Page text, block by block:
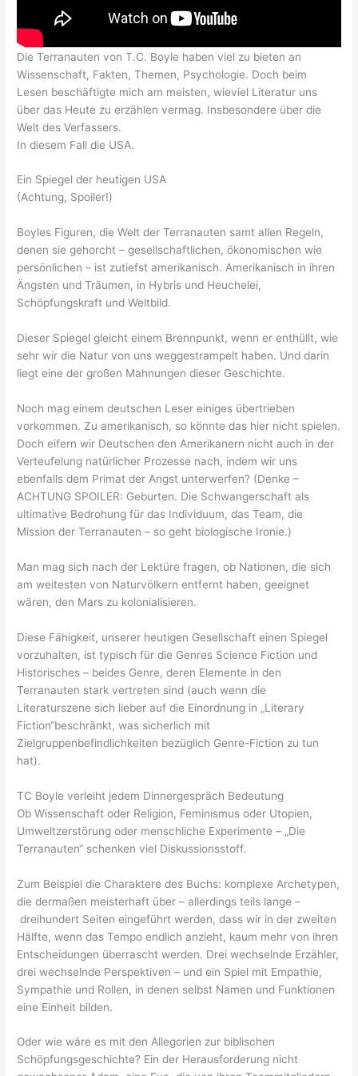
Die Terranauten von T.C. Boyle haben viel zu bieten an
Wissenschaft, Fakten, Themen, Psychologie. Doch beim
Lesen beschäftigte mich am meisten, wieviel Literatur uns
über das Heute zu erzählen vermag. Insbesondere über die
Welt des Verfassers.
In diesem Fall die USA.
Ein Spiegel der heutigen USA
(Achtung, Spoiler!)
Boyles Figuren, die Welt der Terranauten samt allen Regeln,
denen sie gehorcht – gesellschaftlichen, ökonomischen wie
persönlichen – ist zutiefst amerikanisch. Amerikanisch in ihren
Ängsten und Träumen, in Hybris und Heuchelei,
Schöpfungskraft und Weltbild.
Dieser Spiegel gleicht einem Brennpunkt, wenn er enthüllt, wie
sehr wir die Natur von uns weggestrampelt haben. Und darin
liegt eine der großen Mahnungen dieser Geschichte.
Noch mag einem deutschen Leser einiges übertrieben
vorkommen. Zu amerikanisch, so könnte das hier nicht spielen.
Doch eifern wir Deutschen den Amerikanern nicht auch in der
Verteufelung natürlicher Prozesse nach, indem wir uns
ebenfalls dem Primat der Angst unterwerfen? (Denke –
ACHTUNG SPOILER: Geburten. Die Schwangerschaft als
ultimative Bedrohung für das Individuum, das Team, die
Mission der Terranauten – so geht biologische Ironie.)
Man mag sich nach der Lektüre fragen, ob Nationen, die sich
am weitesten von Naturvölkern entfernt haben, geeignet
wären, den Mars zu kolonialisieren.
Diese Fähigkeit, unserer heutigen Gesellschaft einen Spiegel
vorzuhalten, ist typisch für die Genres Science Fiction und
Historisches – beides Genre, deren Elemente in den
Terranauten stark vertreten sind (auch wenn die
Literaturszene sich lieber auf die Einordnung in „Literary
Fiction“beschränkt, was sicherlich mit
Zielgruppenbefindlichkeiten bezüglich Genre-Fiction zu tun
hat).
TC Boyle verleiht jedem Dinnergespräch Bedeutung
Ob Wissenschaft oder Religion, Feminismus oder Utopien,
Umweltzerstörung oder menschliche Experimente – „Die
Terranauten“ schenken viel Diskussionsstoff.
Zum Beispiel die Charaktere des Buchs: komplexe Archetypen,
die dermaßen meisterhaft über – allerdings teils lange –
dreihundert Seiten eingeführt werden, dass wir in der zweiten
Hälfte, wenn das Tempo endlich anzieht, kaum mehr von ihren
Entscheidungen überrascht werden. Drei wechselnde Erzähler,
drei wechselnde Perspektiven – und ein Spiel mit Empathie,
Sympathie und Rollen, in denen selbst Namen und Funktionen
eine Einheit bilden.
Oder wie wäre es mit den Allegorien zur biblischen
Schöpfungsgeschichte? Ein der Herausforderung nicht